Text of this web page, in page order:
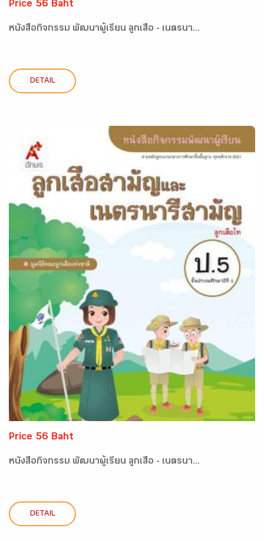
Price 56 Baht
หนังสือกิจกรรม พัฒนาผู้เรียน ลูกเสือ - เนตรนา...
DETAIL
Price 56 Baht
หนังสือกิจกรรม พัฒนาผู้เรียน ลูกเสือ - เนตรนา...
DETAIL